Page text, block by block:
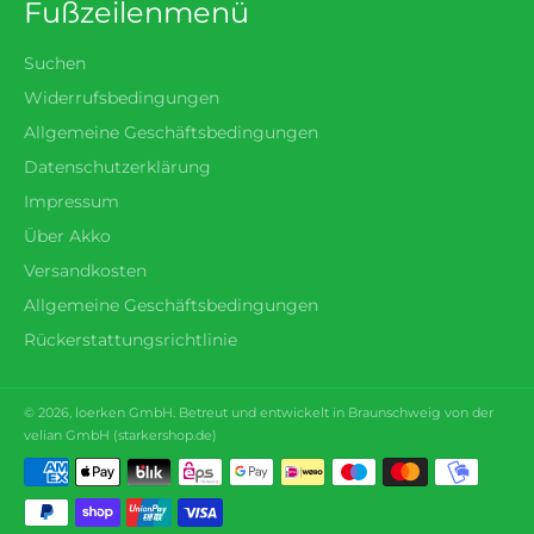
Fußzeilenmenü
Suchen
Widerrufsbedingungen
Allgemeine Geschäftsbedingungen
Datenschutzerklärung
Impressum
Über Akko
Versandkosten
Allgemeine Geschäftsbedingungen
Rückerstattungsrichtlinie
© 2026, loerken GmbH. Betreut und entwickelt in Braunschweig von der
velian GmbH (starkershop.de)
Zahlungsmethoden